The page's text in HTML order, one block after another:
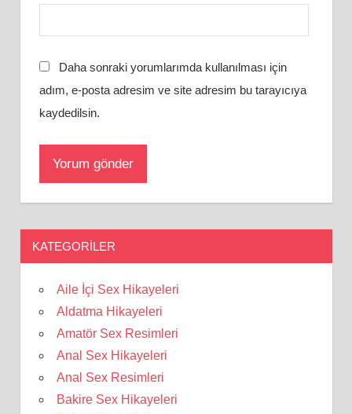
Daha sonraki yorumlarımda kullanılması için
adım, e-posta adresim ve site adresim bu tarayıcıya
kaydedilsin.
KATEGORILER
Aile İçi Sex Hikayeleri
Aldatma Hikayeleri
Amatör Sex Resimleri
Anal Sex Hikayeleri
Anal Sex Resimleri
Bakire Sex Hikayeleri